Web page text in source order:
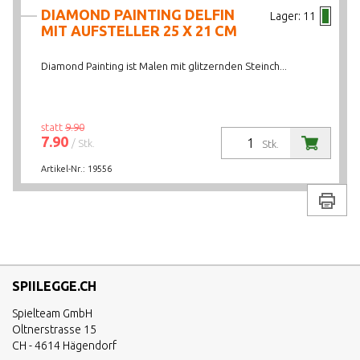
Lager: 11
DIAMOND PAINTING DELFIN
MIT AUFSTELLER 25 X 21 CM
Diamond Painting ist Malen mit glitzernden Steinch...
Stk.
statt 9.90
7.90 / Stk.
Artikel-Nr.: 19556
SPIILEGGE.CH
Spielteam GmbH
Oltnerstrasse 15
CH - 4614 Hägendorf